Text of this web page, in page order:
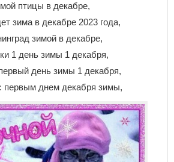
птицы в декабре,
зима в декабре 2023 года,
зимой в декабре,
1 день зимы 1 декабря,
день зимы 1 декабря,
первым днем декабря зимы,